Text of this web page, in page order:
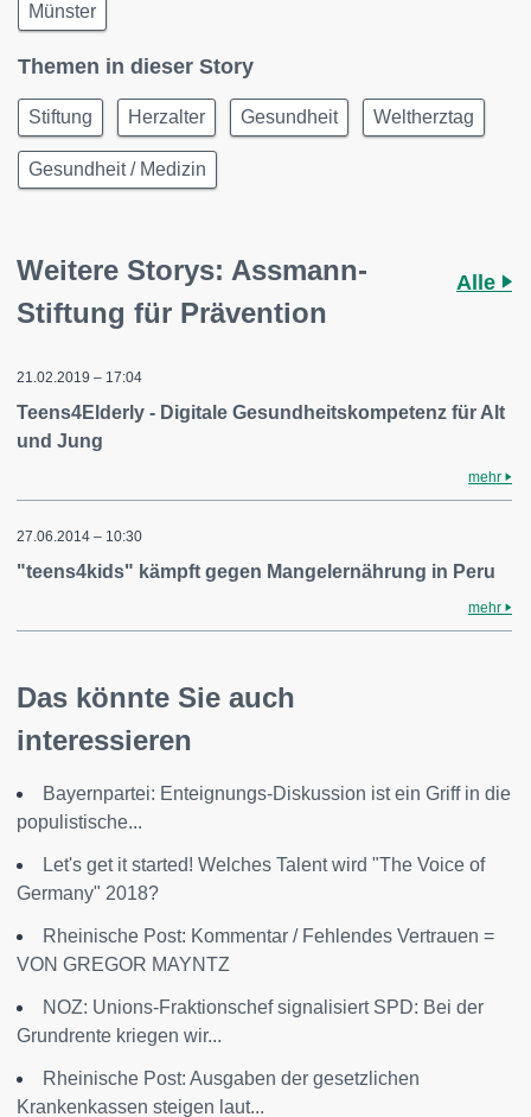
Münster
Themen in dieser Story
Stiftung Herzalter Gesundheit Weltherztag
Gesundheit / Medizin
Weitere Storys: Assmann-
Stiftung für Prävention
Alle
21.02.2019 – 17:04
Teens4Elderly - Digitale Gesundheitskompetenz für Alt
und Jung
mehr
27.06.2014 – 10:30
"teens4kids" kämpft gegen Mangelernährung in Peru
mehr
Das könnte Sie auch
interessieren
Bayernpartei: Enteignungs-Diskussion ist ein Griff in die
populistische...
Let's get it started! Welches Talent wird "The Voice of
Germany" 2018?
Rheinische Post: Kommentar / Fehlendes Vertrauen =
VON GREGOR MAYNTZ
NOZ: Unions-Fraktionschef signalisiert SPD: Bei der
Grundrente kriegen wir...
Rheinische Post: Ausgaben der gesetzlichen
Krankenkassen steigen laut...